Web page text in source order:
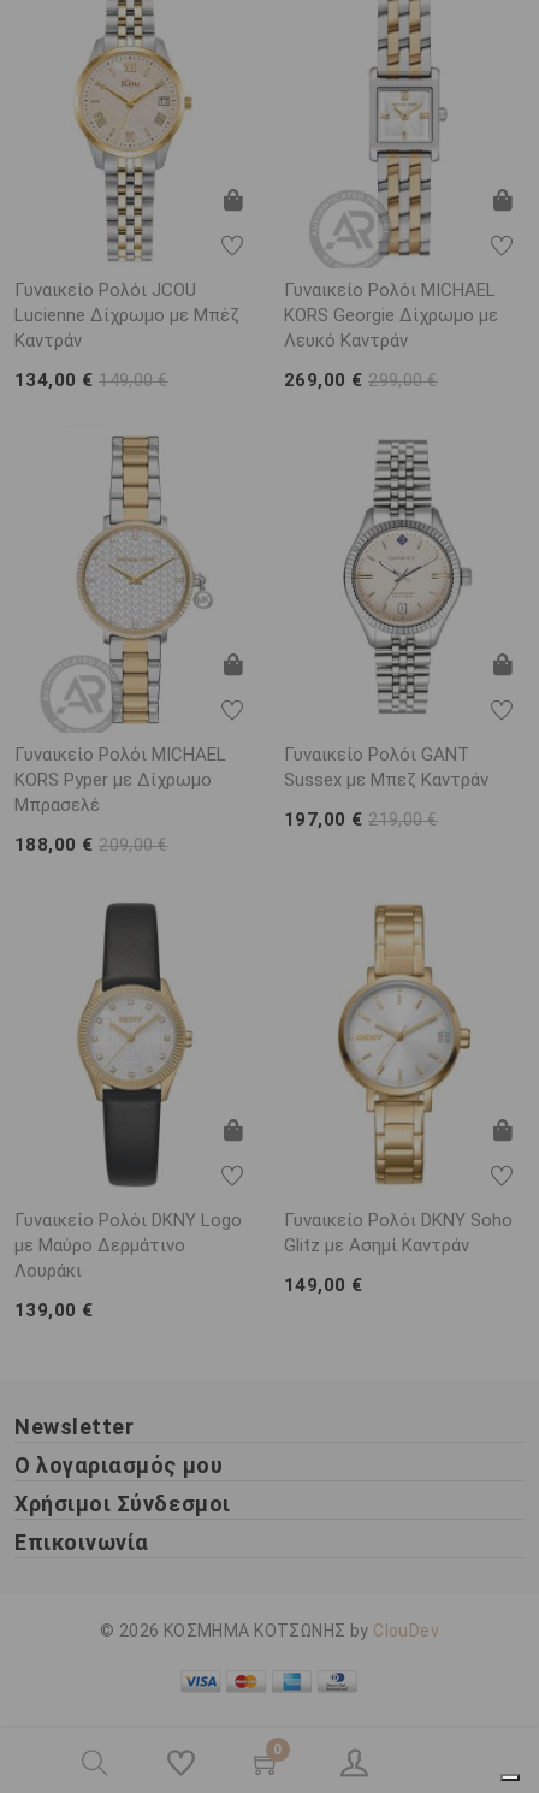
0
Γυναικείο Ρολόι JCOU
Lucienne Δίχρωμο με Μπέζ
Καντράν
134,00 €149,00 €
Γυναικείο Ρολόι MICHAEL
KORS Georgie Δίχρωμο με
Λευκό Καντράν
269,00 €299,00 €
Γυναικείο Ρολόι MICHAEL
KORS Pyper με Δίχρωμο
Μπρασελέ
188,00 €209,00 €
Γυναικείο Ρολόι GANT
Sussex με Μπεζ Καντράν
197,00 €219,00 €
Γυναικείο Ρολόι DKNY Logo
με Μαύρο Δερμάτινο
Λουράκι
139,00 €
Γυναικείο Ρολόι DKNY Soho
Glitz με Ασημί Καντράν
149,00 €
Newsletter
Ο λογαριασμός μου
Χρήσιμοι Σύνδεσμοι
Επικοινωνία
© 2026 ΚΟΣΜΗΜΑ ΚΟΤΣΩΝΗΣ by ClouDev